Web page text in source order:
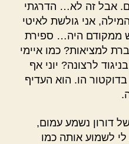
אבל זה לא… הדרגתי
אני גולשת לאיטי
ממקודם היה… ספירת
למציאות? כמו איימי
לרצונה? יוני אף
הו. הוא העדיף
דורון נשמע עמום,
לשמוע אותה כמו